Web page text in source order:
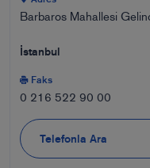
Barbaros Mahallesi
İstanbul
Faks
0 216 522 90 00
Telefonla Ara